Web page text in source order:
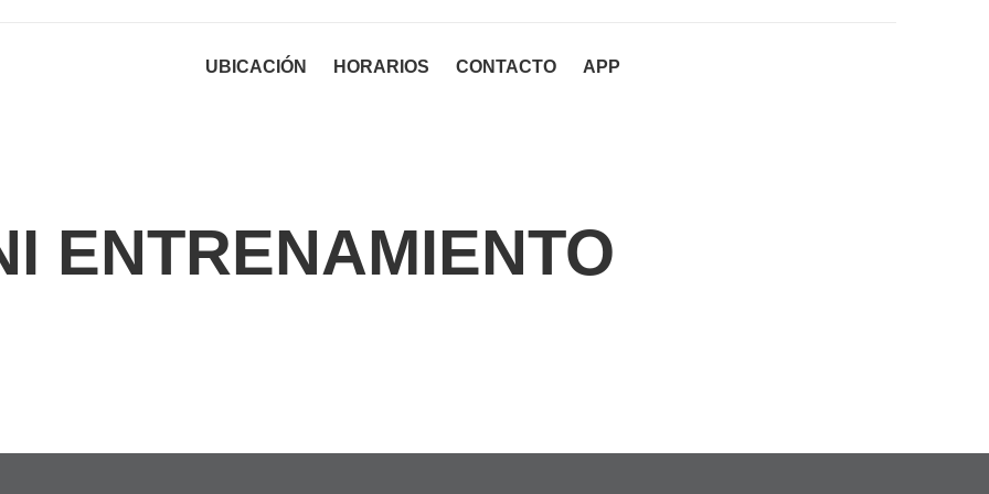
UBICACIÓN HORARIOS CONTACTO APP
ENTRENAMIENTO